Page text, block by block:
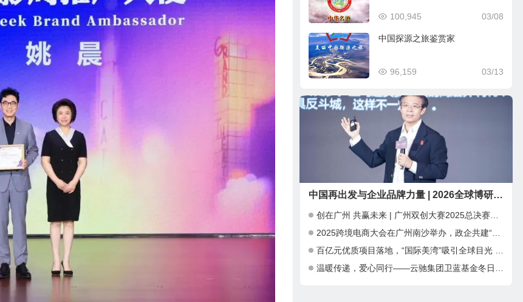
03/08
100,945
中国探源之旅鉴赏家
03/13
96,159
中国再出发与企业品牌力量 | 2026全球博研同学年会 在深圳圆满举行
创在广州 共赢未来 | 广州双创大赛2025总决赛暨INNO+大湾区科创嘉年华成功举办
2025跨境电商大会在广州南沙举办，政企共建“跨境电商出海新通道”
百亿元优质项目落地，“国际美湾”吸引全球目光 ——第三届广州国际美妆周开幕，千亿产业集群加速全球化布局
温暖传递，爱心同行——云驰集团卫蓝基金冬日公益捐赠行动